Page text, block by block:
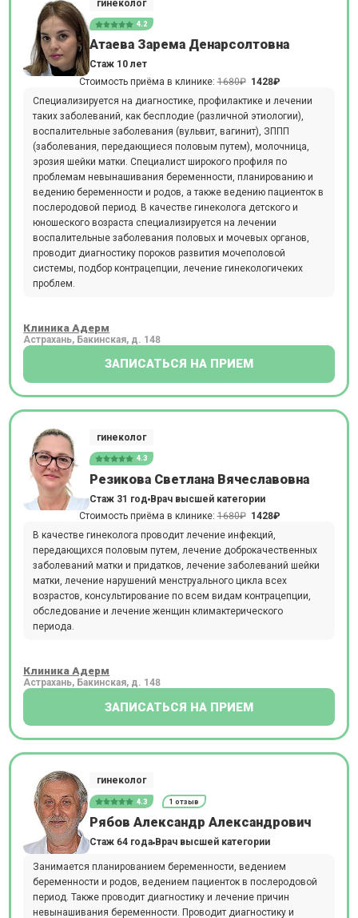
гинеколог
4.2
Атаева Зарема Денарсолтовна
Стаж 10 лет
Стоимость приёма в клинике:1680₽ 1428₽
Специализируется на диагностике, профилактике и лечении
таких заболеваний, как бесплодие (различной этиологии),
воспалительные заболевания (вульвит, вагинит), ЗППП
(заболевания, передающиеся половым путем), молочница,
эрозия шейки матки. Специалист широкого профиля по
проблемам невынашивания беременности, планированию и
ведению беременности и родов, а также ведению пациенток в
послеродовой период. В качестве гинеколога детского и
юношеского возраста специализируется на лечении
воспалительные заболевания половых и мочевых органов,
проводит диагностику пороков развития мочеполовой
системы, подбор контрацепции, лечение гинекологичеких
проблем.
Клиника Адерм
Астрахань, Бакинская, д. 148
ЗАПИСАТЬСЯ НА ПРИЕМ
гинеколог
4.3
Резикова Светлана Вячеславовна
Стаж 31 год Врач высшей категории
Стоимость приёма в клинике:1680₽ 1428₽
В качестве гинеколога проводит лечение инфекций,
передающихся половым путем, лечение доброкачественных
заболеваний матки и придатков, лечение заболеваний шейки
матки, лечение нарушений менструального цикла всех
возрастов, консультирование по всем видам контрацепции,
обследование и лечение женщин климактерического
периода.
Клиника Адерм
Астрахань, Бакинская, д. 148
ЗАПИСАТЬСЯ НА ПРИЕМ
гинеколог
4.3 1 отзыв
Рябов Александр Александрович
Стаж 64 года Врач высшей категории
Занимается планированием беременности, ведением
беременности и родов, ведением пациенток в послеродовой
период. Также проводит диагностику и лечение причин
невынашивания беременности. Проводит диагностику и